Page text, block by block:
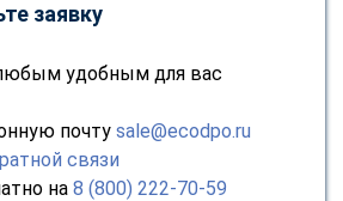
заявку
удобным для вас
почту sale@ecodpo.ru
связи
на 8 (800) 222-70-59